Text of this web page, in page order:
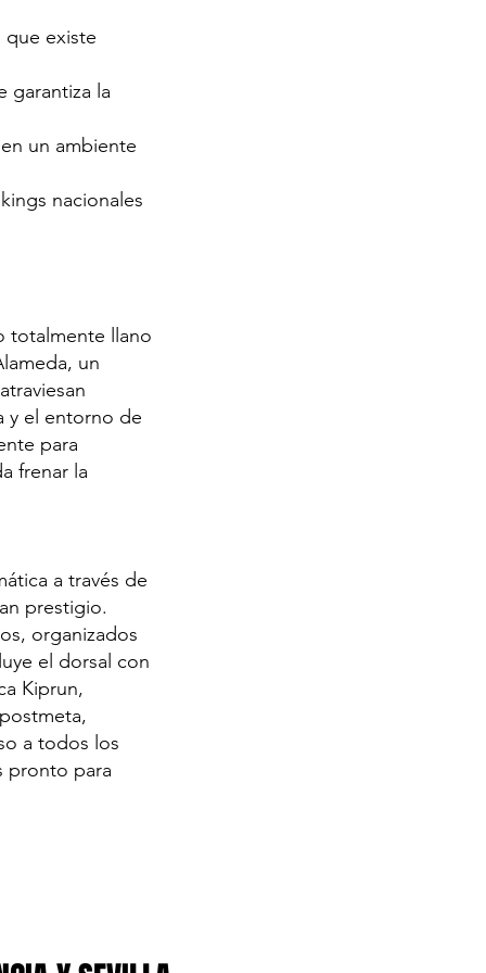
que existe
garantiza la
un ambiente
nacionales
totalmente llano
un
y el entorno de
para
frenar la
a través de
prestigio.
organizados
el dorsal con
Kiprun,
a todos los
pronto para